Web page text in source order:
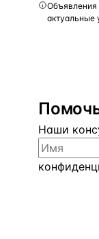
Объявления
актуальные
Наши